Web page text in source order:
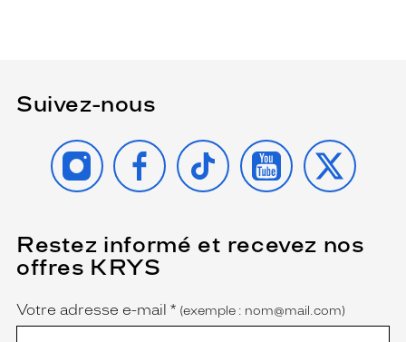
Suivez-nous
INSTAGRAMFACEBOOK
TIKTOK YOUTUBE
X
Restez informé et recevez nos
offres KRYS
Name
Votre adresse e-mail *
(Ce
champ
est
obligatoire)
(exemple : nom@mail.com)